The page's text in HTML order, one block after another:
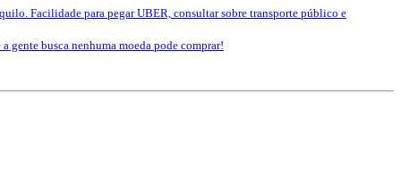
Facilidade para pegar UBER, consultar sobre transporte público e
gente busca nenhuma moeda pode comprar!